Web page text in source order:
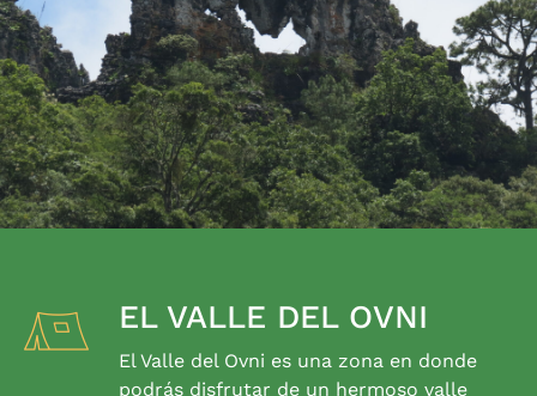
EL VALLE DEL OVNI
El Valle del Ovni es una zona en donde
podrás disfrutar de un hermoso valle